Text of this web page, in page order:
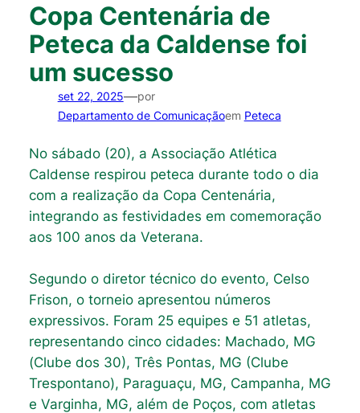
Copa Centenária de
Peteca da Caldense foi
um sucesso
set 22, 2025—por
Departamento de Comunicaçãoem Peteca
No sábado (20), a Associação Atlética
Caldense respirou peteca durante todo o dia
com a realização da Copa Centenária,
integrando as festividades em comemoração
aos 100 anos da Veterana.
Segundo o diretor técnico do evento, Celso
Frison, o torneio apresentou números
expressivos. Foram 25 equipes e 51 atletas,
representando cinco cidades: Machado, MG
(Clube dos 30), Três Pontas, MG (Clube
Trespontano), Paraguaçu, MG, Campanha, MG
e Varginha, MG, além de Poços, com atletas